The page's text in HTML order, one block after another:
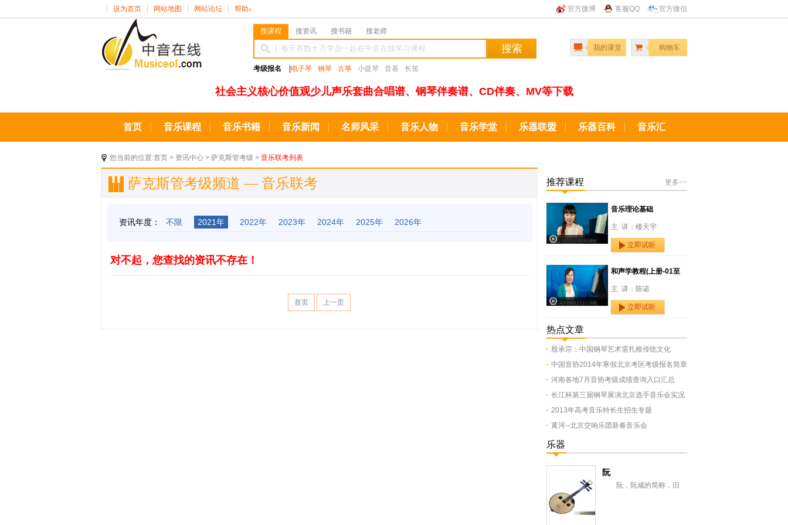
官方微博 客服QQ 官方微信
设为首页 网站地图 网站论坛 帮助 ∨
搜课程 搜资讯 搜书籍 搜老师
搜索
考级报名 电子琴 钢琴 古筝 小提琴 音基 长笛
我的课堂 购物车
社会主义核心价值观少儿声乐套曲合唱谱、钢琴伴奏谱、CD伴奏、MV等下载
首页 音乐课程 音乐书籍 音乐新闻 名师风采 音乐人物 音乐学堂 乐器联盟 乐器百科 音乐汇
您当前的位置:首页 > 资讯中心 > 萨克斯管考级 > 音乐联考列表
萨克斯管考级频道 — 音乐联考
资讯年度： 不限 2021年 2022年 2023年 2024年 2025年 2026年
对不起，您查找的资讯不存在！
首页 上一页
更多>>
推荐课程
音乐理论基础
主 讲：楼天宇
立即试听
和声学教程(上册-01至
主 讲：陈诺
立即试听
热点文章
殷承宗：中国钢琴艺术需扎根传统文化
中国音协2014年寒假北京考区考级报名简章
河南各地7月音协考级成绩查询入口汇总
长江杯第三届钢琴展演北京选手音乐会实况
2013年高考音乐特长生招生专题
黄河--北京交响乐团新春音乐会
乐器
阮
阮，阮咸的简称，旧